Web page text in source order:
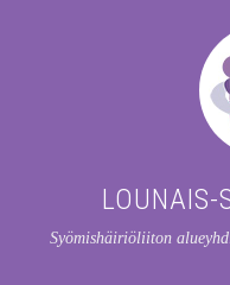
LOUNAIS-
Syömishäiriöliiton